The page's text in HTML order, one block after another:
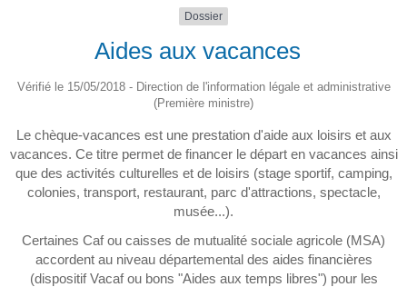
Dossier
Aides aux vacances
Vérifié le 15/05/2018 - Direction de l'information légale et administrative
(Première ministre)
Le chèque-vacances est une prestation d'aide aux loisirs et aux
vacances. Ce titre permet de financer le départ en vacances ainsi
que des activités culturelles et de loisirs (stage sportif, camping,
colonies, transport, restaurant, parc d'attractions, spectacle,
musée...).
Certaines Caf ou caisses de mutualité sociale agricole (MSA)
accordent au niveau départemental des aides financières
(dispositif Vacaf ou bons "Aides aux temps libres") pour les